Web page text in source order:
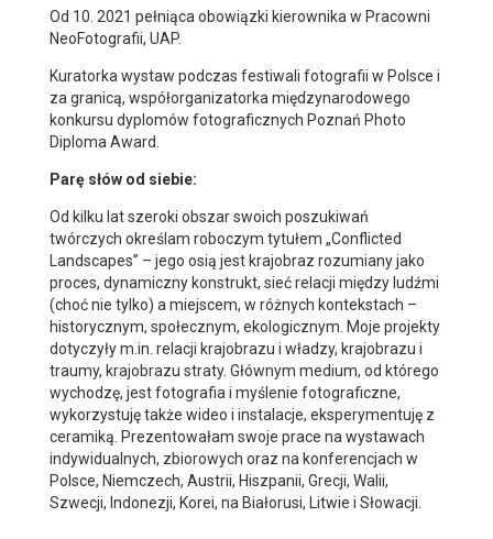
Od 10. 2021 pełniąca obowiązki kierownika w Pracowni
NeoFotografii, UAP.
Kuratorka wystaw podczas festiwali fotografii w Polsce i
za granicą, współorganizatorka międzynarodowego
konkursu dyplomów fotograficznych Poznań Photo
Diploma Award.
Parę słów od siebie:
Od kilku lat szeroki obszar swoich poszukiwań
twórczych określam roboczym tytułem „Conflicted
Landscapes” – jego osią jest krajobraz rozumiany jako
proces, dynamiczny konstrukt, sieć relacji między ludźmi
(choć nie tylko) a miejscem, w różnych kontekstach –
historycznym, społecznym, ekologicznym. Moje projekty
dotyczyły m.in. relacji krajobrazu i władzy, krajobrazu i
traumy, krajobrazu straty. Głównym medium, od którego
wychodzę, jest fotografia i myślenie fotograficzne,
wykorzystuję także wideo i instalacje, eksperymentuję z
ceramiką. Prezentowałam swoje prace na wystawach
indywidualnych, zbiorowych oraz na konferencjach w
Polsce, Niemczech, Austrii, Hiszpanii, Grecji, Walii,
Szwecji, Indonezji, Korei, na Białorusi, Litwie i Słowacji.